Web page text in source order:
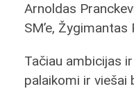
Arnoldas
SM’e, Žygimantas
Tačiau ambicijas
palaikomi ir viešai